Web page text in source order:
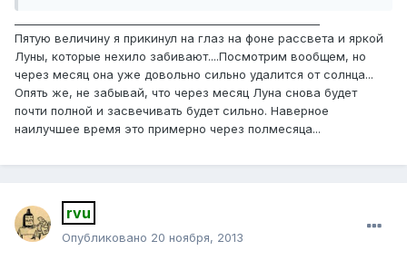
Пятую величину я прикинул на глаз на фоне рассвета и яркой
Луны, которые нехило забивают....Посмотрим вообщем, но
через месяц она уже довольно сильно удалится от солнца...
Опять же, не забывай, что через месяц Луна снова будет
почти полной и засвечивать будет сильно. Наверное
наилучшее время это примерно через полмесяца...
rvu
Опубликовано 20 ноября, 2013